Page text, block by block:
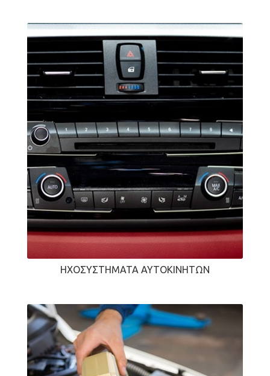
ΗΧΟΣΥΣΤΉΜΑΤΑ ΑΥΤΟΚΙΝΉΤΩΝ